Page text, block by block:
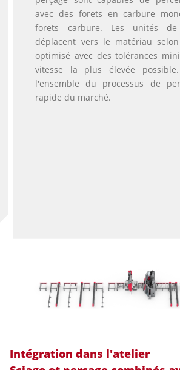
avec des forets en carbure
forets carbure. Les unités
déplacent vers le matériau
optimisé avec des tolérances
vitesse la plus élevée
l'ensemble du processus de
rapide du marché.
Intégration dans l'atelier